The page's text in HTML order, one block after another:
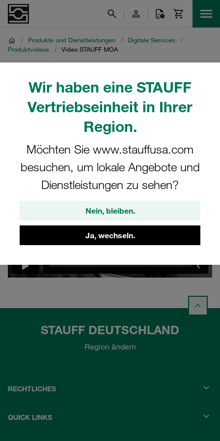
Wir haben eine STAUFF
Vertriebseinheit in Ihrer
Region.
Möchten Sie www.stauffusa.com
besuchen, um lokale Angebote und
Dienstleistungen zu sehen?
Nein, bleiben.
Ja, wechseln.
/ Produkte und Dienstleistungen / Digitale Services
/
Produktvideos
/ Video STAUFF MOA
Video STAUFF MOA
Produktvideo zur Cloud-Anbindung von STAUFF Montage-
STAUFF DEUTSCHLAND
Region ändern
RECHTLICHES
QUICK LINKS